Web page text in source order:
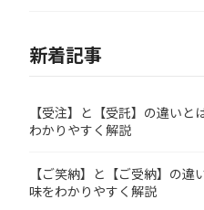
新着記事
【受注】と【受託】の違い
わかりやすく解説
【ご笑納】と【ご受納】の
味をわかりやすく解説